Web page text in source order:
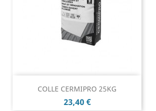
COLLE CERMIPRO 25KG
Prix
23,40 €